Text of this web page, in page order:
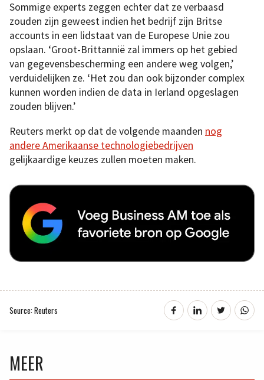
Sommige experts zeggen echter dat ze verbaasd
zouden zijn geweest indien het bedrijf zijn Britse
accounts in een lidstaat van de Europese Unie zou
opslaan. ‘Groot-Brittannië zal immers op het gebied
van gegevensbescherming een andere weg volgen,’
verduidelijken ze. ‘Het zou dan ook bijzonder complex
kunnen worden indien de data in Ierland opgeslagen
zouden blijven.’
Reuters merkt op dat de volgende maanden nog
andere Amerikaanse technologiebedrijven
gelijkaardige keuzes zullen moeten maken.
Source: Reuters
MEER